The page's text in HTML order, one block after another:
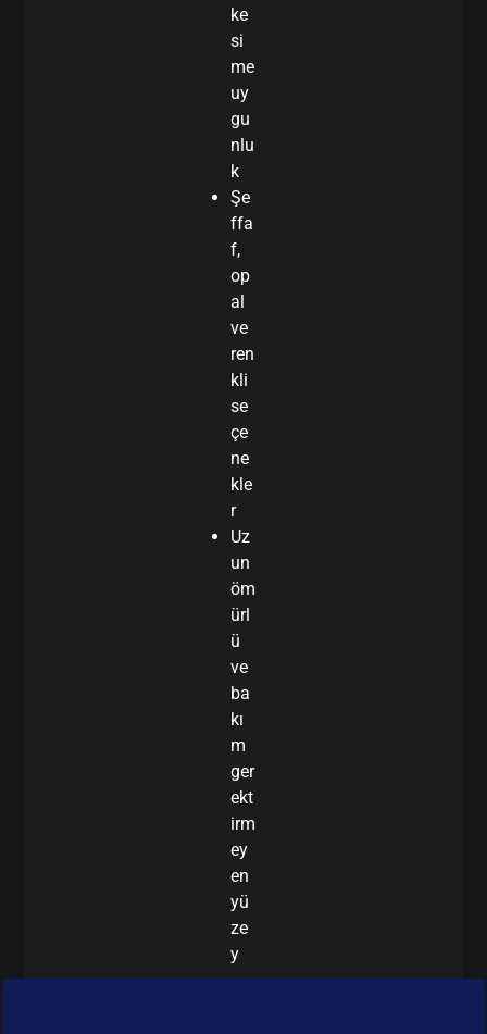
ke
si
me
uy
gu
nlu
k
Şe
ffa
f,
op
al
ve
ren
kli
se
çe
ne
kle
r
Uz
un
öm
ürl
ü
ve
ba
kı
m
ger
ekt
irm
ey
en
yü
ze
y